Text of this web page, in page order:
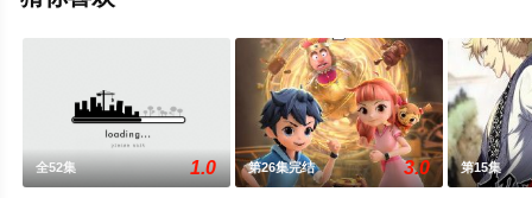
全52集 1.0 第26集完结 3.0 第15集